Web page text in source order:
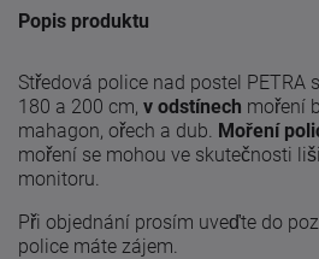
Popis produktu
Středová police nad postel PETRA
180 a 200 cm, v odstínech moření
mahagon, ořech a dub. Moření
moření se mohou ve skutečnosti
monitoru.
Při objednání prosím uveďte do
police máte zájem.